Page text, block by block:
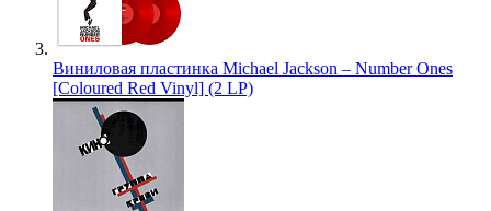
Виниловая пластинка Michael Jackson – Number Ones
[Coloured Red Vinyl] (2 LP)